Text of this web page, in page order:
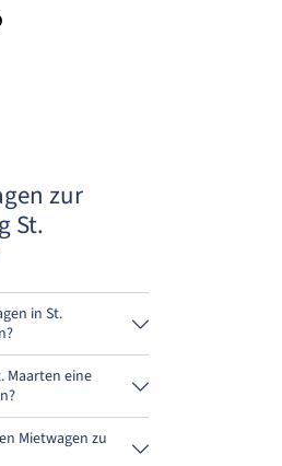
zur
St.
in St.
zu jeder
nur, dass Du den
Buchung
Maarten eine
Du vor Ort keine
Mietwagen zu